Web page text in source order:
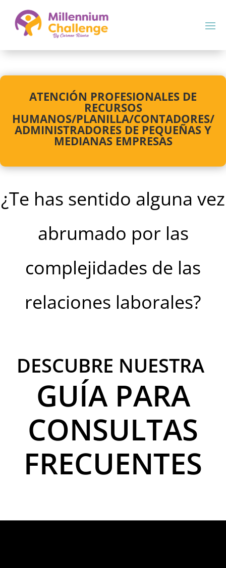
ATENCIÓN PROFESIONALES DE
RECURSOS
HUMANOS/PLANILLA/CONTADORES/
ADMINISTRADORES DE PEQUEÑAS Y
MEDIANAS EMPRESAS
¿Te has sentido alguna vez
abrumado por las
complejidades de las
relaciones laborales?
DESCUBRE NUESTRA
GUÍA PARA
CONSULTAS
FRECUENTES